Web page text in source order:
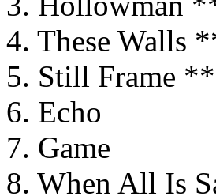
4. These Walls
5. Still Frame
6. Echo
7. Game
8. When All Is